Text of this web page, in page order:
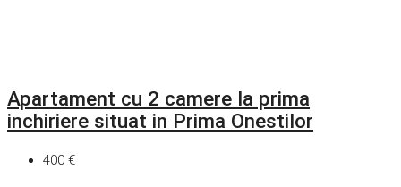
Apartament cu 2 camere la prima
inchiriere situat in Prima Onestilor
400 €